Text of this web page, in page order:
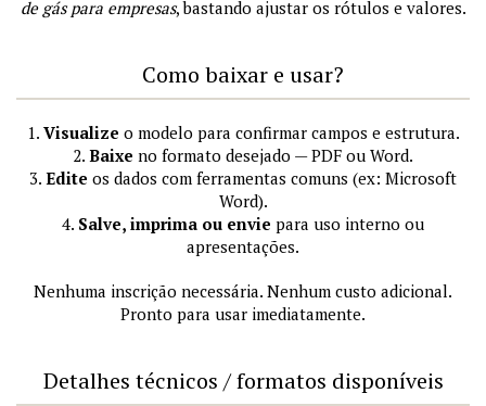
de gás para empresas, bastando ajustar os rótulos e valores.
Como baixar e usar?
1. Visualize o modelo para confirmar campos e estrutura.
2. Baixe no formato desejado — PDF ou Word.
3. Edite os dados com ferramentas comuns (ex: Microsoft
Word).
4. Salve, imprima ou envie para uso interno ou
apresentações.
Nenhuma inscrição necessária. Nenhum custo adicional.
Pronto para usar imediatamente.
Detalhes técnicos / formatos disponíveis